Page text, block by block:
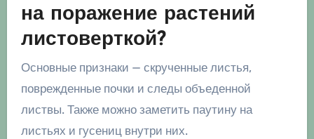
на поражение растений
листоверткой?
Основные признаки — скрученные листья,
поврежденные почки и следы объеденной
листвы. Также можно заметить паутину на
листьях и гусениц внутри них.